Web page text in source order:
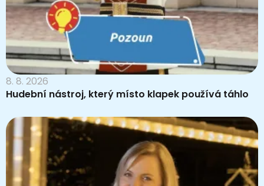
8. 8. 2026
Hudební nástroj, který místo klapek používá táhlo